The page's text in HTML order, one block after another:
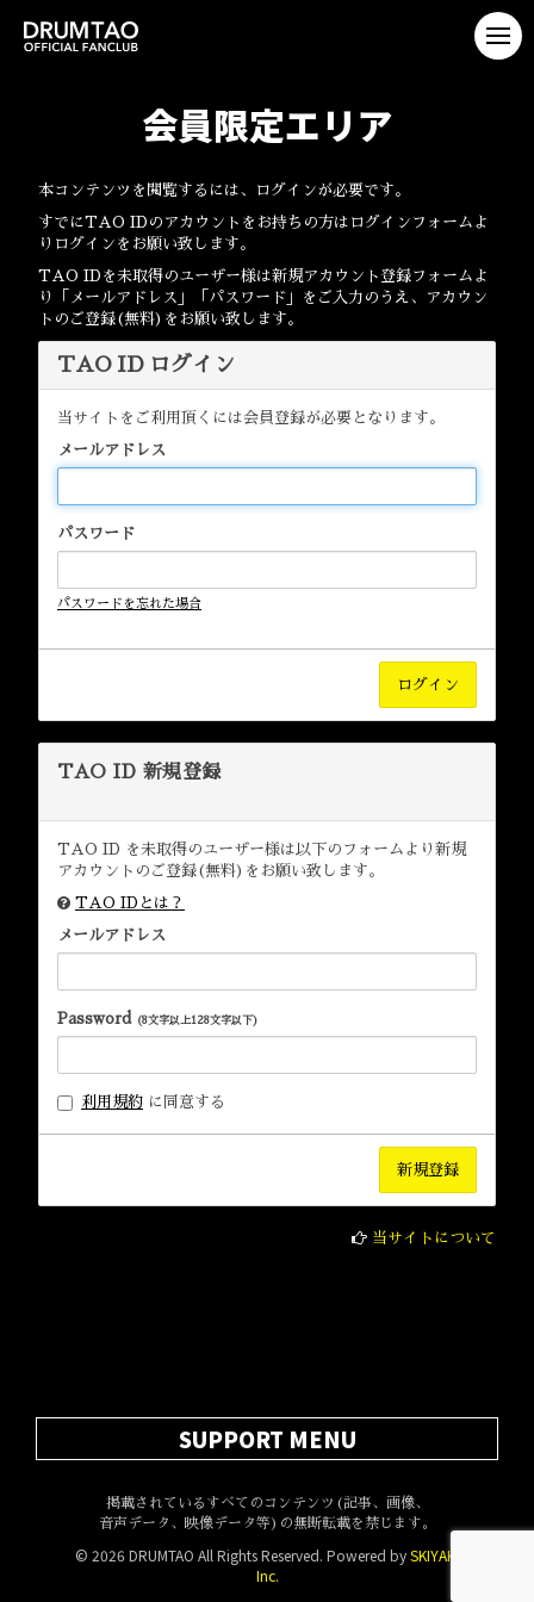
会員限定エリア
本コンテンツを閲覧するには、ログインが必要です。
すでにTAO IDのアカウントをお持ちの方はログインフォームよ
りログインをお願い致します。
TAO IDを未取得のユーザー様は新規アカウント登録フォームよ
り「メールアドレス」「パスワード」をご入力のうえ、アカウン
トのご登録(無料)をお願い致します。
TAO ID ログイン
当サイトをご利用頂くには会員登録が必要となります。
メールアドレス
パスワード
パスワードを忘れた場合
TAO ID 新規登録
TAO ID を未取得のユーザー様は以下のフォームより新規
アカウントのご登録(無料)をお願い致します。
TAO IDとは？
メールアドレス
Password (8文字以上128文字以下)
利用規約 に同意する
当サイトについて
SUPPORT MENU
掲載されているすべてのコンテンツ(記事、画像、
音声データ、映像データ等)の無断転載を禁じます。
© 2026 DRUMTAO All Rights Reserved. Powered bySKIYAKI
Inc.